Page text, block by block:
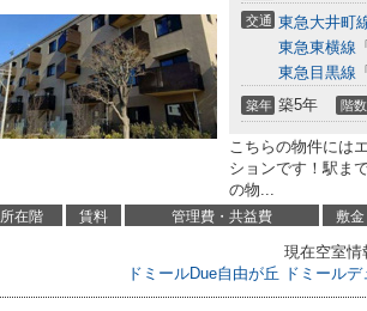
交通 東急大井町
東急東横線 「
東急目黒線 「
築年 築5年 階数
こちらの物件には
ションです！駅ま
の物...
所在階 賃料 管理費・共益費 敷金
現在空室情
ドミールDue自由が丘 ドミール